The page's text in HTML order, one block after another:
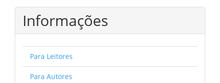
Informações
Para Leitores
Para Autores